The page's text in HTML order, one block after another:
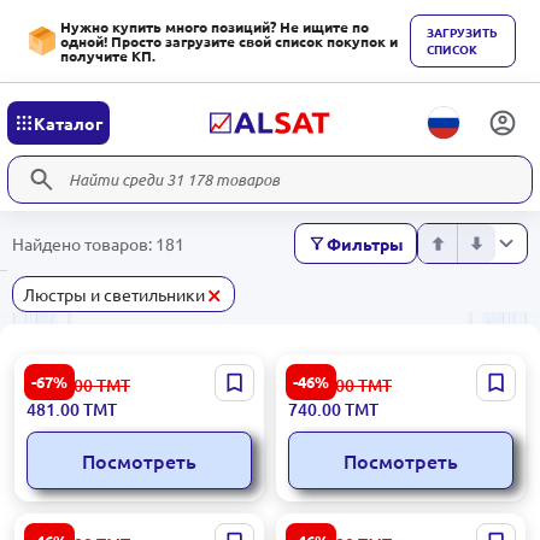
Нужно купить много позиций? Не ищите по
одной! Просто загрузите свой список покупок и
получите КП.
ЗАГРУЗИТЬ
СПИСОК
Каталог
Найдено товаров: 181 Фильтры
Люстры и светильники×
-67%
Лампа Colti Eglo - Модель
92143
1 503.00ТМТ
481.00ТМТ
Посмотреть
-46%
Лампа TRURO Eglo Модель
49242
1 389.00ТМТ
740.00ТМТ
Посмотреть